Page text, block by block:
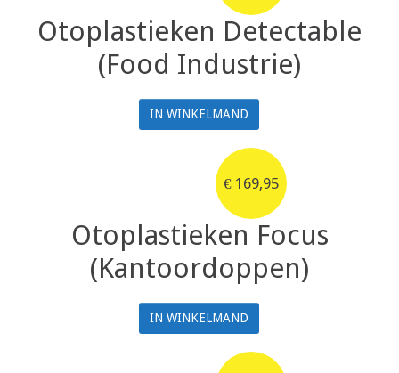
Otoplastieken Detectable
(Food Industrie)
IN WINKELMAND
€ 169,95
Otoplastieken Focus
(Kantoordoppen)
IN WINKELMAND